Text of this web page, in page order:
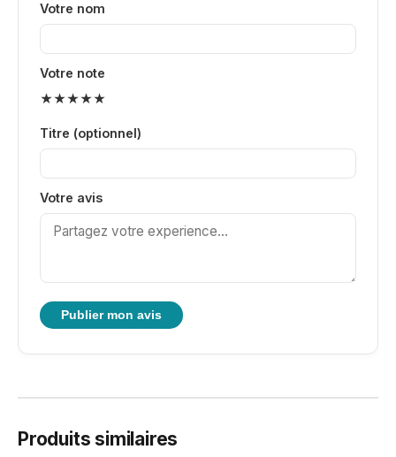
Votre nom
Votre note
★★★★★
Titre (optionnel)
Votre avis
Publier mon avis
Produits similaires